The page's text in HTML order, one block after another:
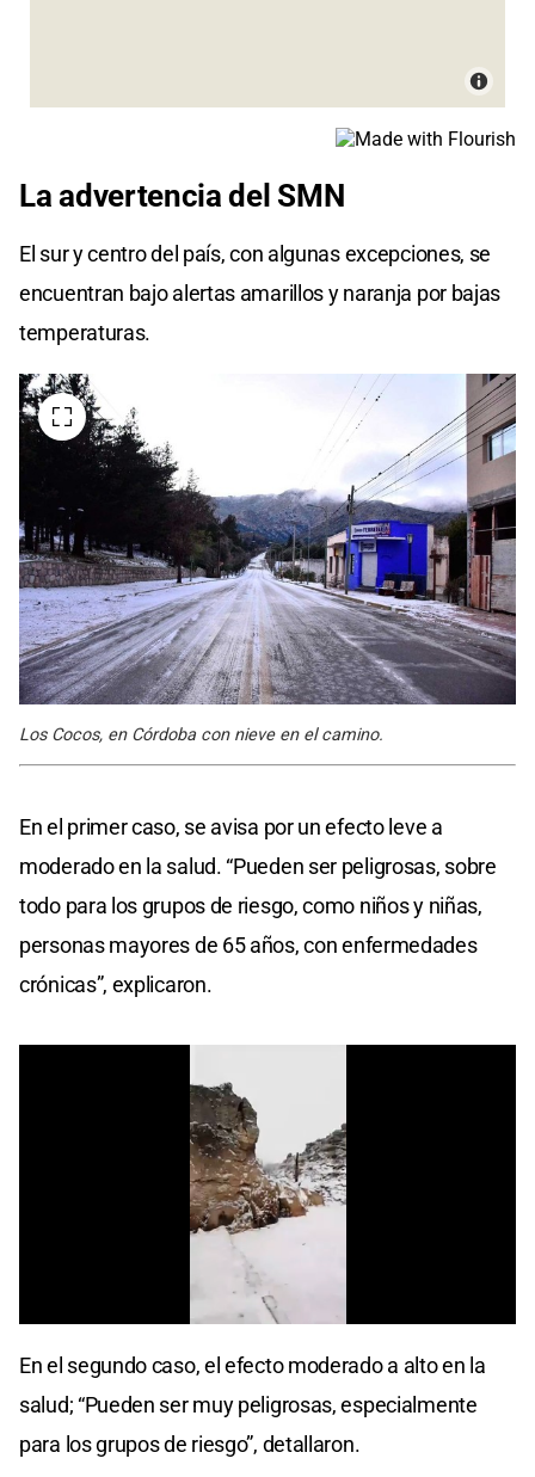
La advertencia del SMN
El sur y centro del país, con algunas excepciones, se
encuentran bajo alertas amarillos y naranja por bajas
temperaturas.
Los Cocos, en Córdoba con nieve en el camino.
En el primer caso, se avisa por un efecto leve a
moderado en la salud. “Pueden ser peligrosas, sobre
todo para los grupos de riesgo, como niños y niñas,
personas mayores de 65 años, con enfermedades
crónicas”, explicaron.
of
seconds
En el segundo caso, el efecto moderado a alto en la
salud; “Pueden ser muy peligrosas, especialmente
para los grupos de riesgo”, detallaron.